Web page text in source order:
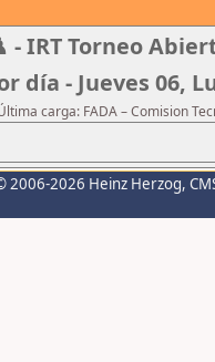
Torneo
día - Jueves 06,
carga: FADA – Comision
2006-2026 Heinz Herzog,